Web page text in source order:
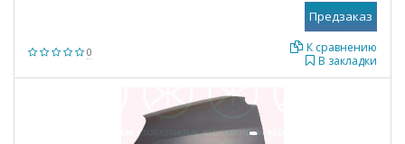
0
В закладки
К сравнению